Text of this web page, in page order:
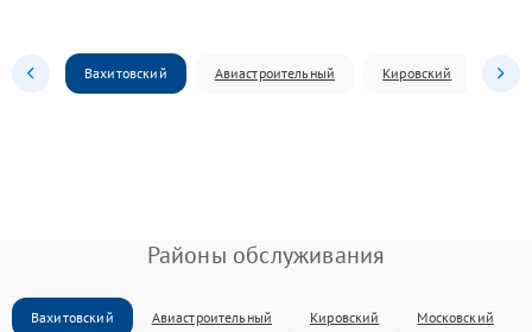
Вахитовский Авиастроительный Кировский
Районы обслуживания
Вахитовский Авиастроительный Кировский Московский